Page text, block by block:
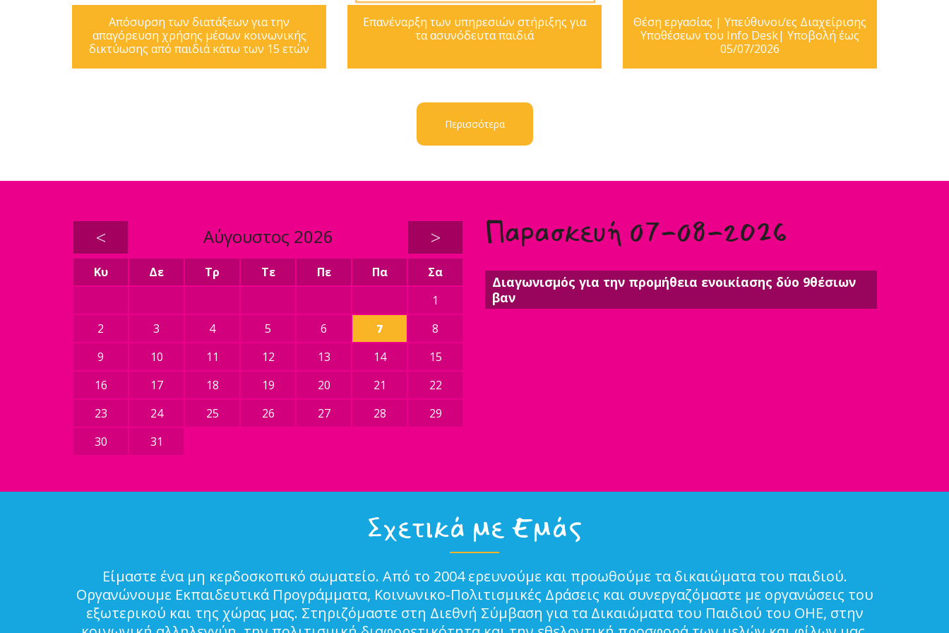
Απόσυρση των διατάξεων για την
απαγόρευση χρήσης μέσων κοινωνικής
δικτύωσης από παιδιά κάτω των 15 ετών
Επανέναρξη των υπηρεσιών στήριξης για
τα ασυνόδευτα παιδιά
Θέση εργασίας | Υπεύθυνοι/ες Διαχείρισης
Υποθέσεων του Info Desk| Υποβολή έως
05/07/2026
Περισσότερα
< Αύγουστος 2026 >
Κυ Δε Τρ Τε Πε Πα
Σα
1
2
3 4 5 6 7
8
9
10 11 12 13 14
15
16
17 18 19 20 21
22
23
24 25 26 27 28
29
30
31
Παρασκευή 07-08-2026
Διαγωνισμός για την προμήθεια ενοικίασης δύο 9θέσιων
βαν
Σχετικά με Εμάς
Είμαστε ένα μη κερδοσκοπικό σωματείο. Από το 2004 ερευνούμε και προωθούμε τα δικαιώματα του παιδιού.
Οργανώνουμε Εκπαιδευτικά Προγράμματα, Κοινωνικο-Πολιτισμικές Δράσεις και συνεργαζόμαστε με οργανώσεις του
εξωτερικού και της χώρας μας. Στηριζόμαστε στη Διεθνή Σύμβαση για τα Δικαιώματα του Παιδιού του ΟΗΕ, στην